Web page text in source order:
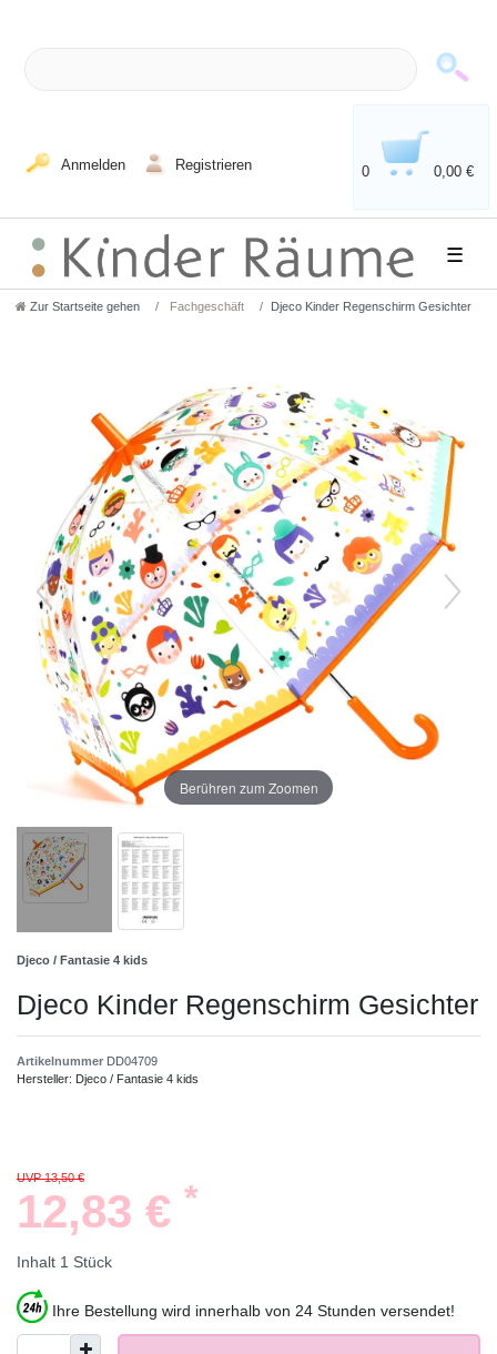
Anmelden Registrieren 0 0,00 €
☰
Zur Startseite gehen Fachgeschäft Djeco Kinder Regenschirm Gesichter
Berühren zum Zoomen
Djeco / Fantasie 4 kids
Djeco Kinder Regenschirm Gesichter
Artikelnummer DD04709
Hersteller: Djeco / Fantasie 4 kids
UVP 13,50 €
12,83 € *
Inhalt 1 Stück
Ihre Bestellung wird innerhalb von 24 Stunden versendet!